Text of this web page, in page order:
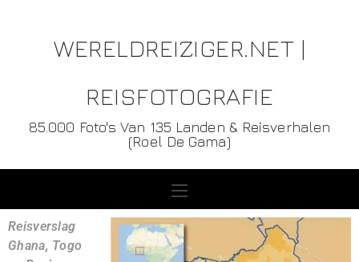
WERELDREIZIGER.NET |
REISFOTOGRAFIE
85.000 Foto's Van 135 Landen & Reisverhalen
(Roel De Gama)
Reisverslag
Ghana, Togo